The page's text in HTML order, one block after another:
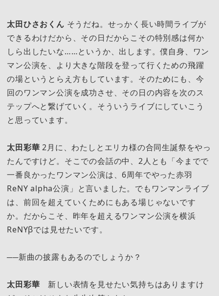
太田ひさおくん そうだね。せっかく長い時間ライブが
できるわけだから、その日だからこその特別感は何か
しら出したいな……というか、出します。僕自身、ワン
マン公演を、より大きな階段を登って行くための飛躍
の場というとらえ方もしています。そのためにも、今
回のワンマン公演を成功させ、その日の内容を次のス
テップへと繋げていく。そういうライブにしていこう
と思っています。
太田彩華 2月に、わたしとエリカ様の合同生誕祭をやっ
たんですけど。そこでの会話の中、2人とも「今までで
一番良かったワンマン公演は、6周年でやった赤羽
ReNY alpha公演」と言いました。でもワンマンライブ
は、前回を超えていくためにもある場じゃないです
か。だからこそ、昨年を超えるワンマン公演を横浜
ReNYβでは見せたいです。
──新曲の披露もあるのでしょうか？
太田彩華 新しい表情を見せたい気持ちはありますけ